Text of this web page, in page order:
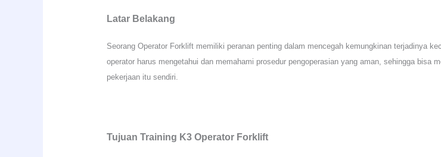
Latar Belakang
Seorang Operator Forklift memiliki peranan penting dalam mencegah kemungkinan terjadinya
operator harus mengetahui dan memahami prosedur pengoperasian yang aman, sehingga bisa
pekerjaan itu sendiri.
Tujuan Training K3 Operator Forklift